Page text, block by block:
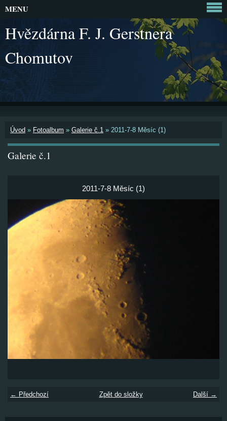
Hvězdárna F. J. Gerstnera
Chomutov
Úvod » Fotoalbum » Galerie č.1 » 2011-7-8 Měsíc (1)
Galerie č.1
2011-7-8 Měsíc (1)
← Předchozí Další →
Zpět do složky
MENU